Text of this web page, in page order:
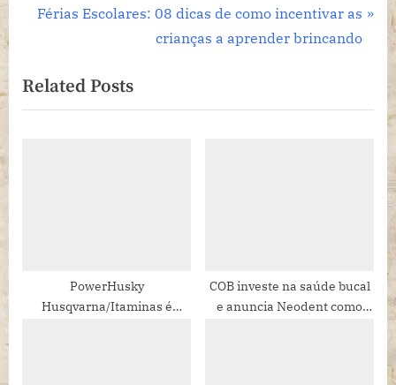
Post
v
u
s
N
t
P
Férias Escolares: 08 dicas de como incentivar as
crianças a aprender brincando
Related Posts
PowerHusky
Husqvarna/Itaminas é
COB investe na saúde bucal
e anuncia Neodent como